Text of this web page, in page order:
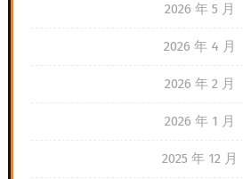
2026 年 5 月
2026 年 4 月
2026 年 2 月
2026 年 1 月
2025 年 12 月